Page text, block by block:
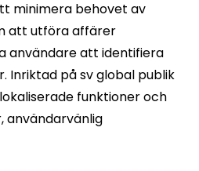
minimera behovet av
att utföra affärer
användare att identifiera
Inriktad på sv global publik
funktioner och
användarvänlig